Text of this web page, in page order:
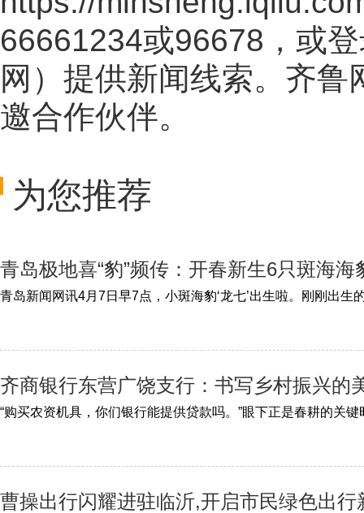
66661234或96678，或
网 ）提供新闻线索。齐鲁
邀合作伙伴。
为您推荐
青岛极地喜“豹”频传：开春新生6只斑海海
齐商银行东营广饶支行：书写乡村振兴的
曹操出行闪耀进驻临沂,开启市民绿色出行